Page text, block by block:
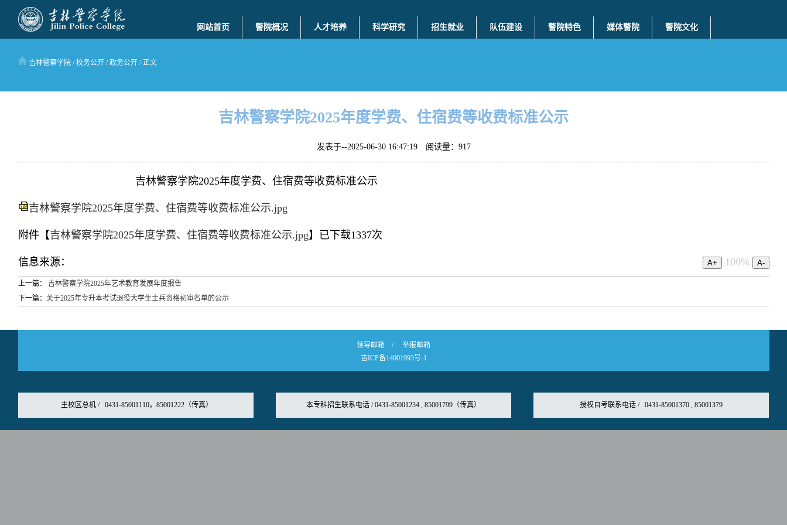
网站首页 警院概况 人才培养 科学研究 招生就业 队伍建设 警院特色 媒体警院 警院文化
吉林警察学院/校务公开/政务公开/ 正文
吉林警察学院2025年度学费、住宿费等收费标准公示
发表于--2025-06-30 16:47:19 阅读量： 917
吉林警察学院2025年度学费、住宿费等收费标准公示
吉林警察学院2025年度学费、住宿费等收费标准公示.jpg
附件【吉林警察学院2025年度学费、住宿费等收费标准公示.jpg】已下载1337次
信息来源： 100%
上一篇：
吉林警察学院2025年艺术教育发展年度报告
下一篇： 关于2025年专升本考试退役大学生士兵资格初审名单的公示
领导邮箱 / 举报邮箱
吉ICP备14001993号-1
主校区总机 / 0431-85001110，85001222（传真） 本专科招生联系电话 / 0431-85001234 , 85001799（传真） 授权自考联系电话 / 0431-85001370 , 85001379